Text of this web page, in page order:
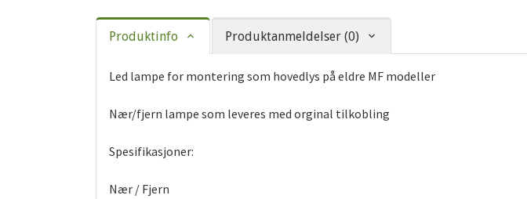
Produktinfo Produktanmeldelser (0)
Led lampe for montering som hovedlys på eldre MF modeller
Nær/fjern lampe som leveres med orginal tilkobling
Spesifikasjoner:
Nær / Fjern